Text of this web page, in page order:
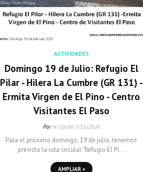
ACTIVIDADES
Domingo 19 de Julio: Refugio El
Pilar - Hilera La Cumbre (GR 131) -
Ermita Virgen de El Pino - Centro
Visitantes El Paso
Por N. Ojeda 7/13/2026
Para el próximo domingo, 19 de julio, tenemos
prevista la ruta circular "Refugio El Pi…
AMPLIAR »